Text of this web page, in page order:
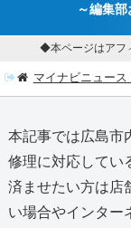
～編集
◆本ページはアフ
マイナビニュース
本記事では広島市
修理に対応してい
済ませたい方は店
い場合やインター